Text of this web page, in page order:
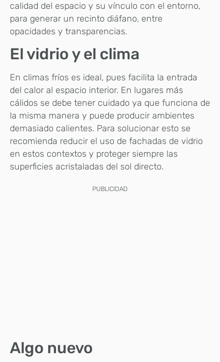
calidad del espacio y su vínculo con el entorno,
para generar un recinto diáfano, entre
opacidades y transparencias.
El vidrio y el clima
En climas fríos es ideal, pues facilita la entrada
del calor al espacio interior. En lugares más
cálidos se debe tener cuidado ya que funciona de
la misma manera y puede producir ambientes
demasiado calientes. Para solucionar esto se
recomienda reducir el uso de fachadas de vidrio
en estos contextos y proteger siempre las
superficies acristaladas del sol directo.
PUBLICIDAD
Algo nuevo